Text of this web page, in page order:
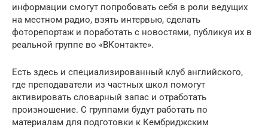
информации смогут попробовать себя в роли ведущих
на местном радио, взять интервью, сделать
фоторепортаж и поработать с новостями, публикуя их в
реальной группе во «ВКонтакте».
Есть здесь и специализированный клуб английского,
где преподаватели из частных школ помогут
активировать словарный запас и отработать
произношение. С группами будут работать по
материалам для подготовки к Кембриджским